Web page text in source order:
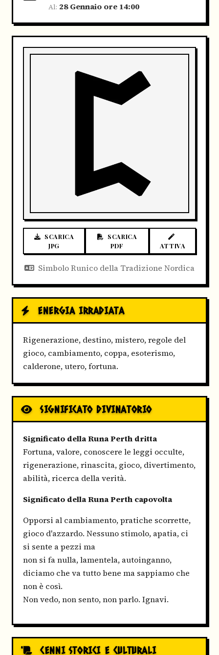
Al: 28 Gennaio ore 14:00
SCARICA
JPG
SCARICA
PDF
ATTIVA
Simbolo Runico della Tradizione Nordica
ENERGIA IRRADIATA
Rigenerazione, destino, mistero, regole del
gioco, cambiamento, coppa, esoterismo,
calderone, utero, fortuna.
SIGNIFICATO DIVINATORIO
Significato della Runa Perth dritta
Fortuna, valore, conoscere le leggi occulte,
rigenerazione, rinascita, gioco, divertimento,
abilità, ricerca della verità.
Significato della Runa Perth capovolta
Opporsi al cambiamento, pratiche scorrette,
gioco d'azzardo. Nessuno stimolo, apatia, ci
si sente a pezzi ma
non si fa nulla, lamentela, autoinganno,
diciamo che va tutto bene ma sappiamo che
non è così.
Non vedo, non sento, non parlo. Ignavi.
CENNI STORICI E CULTURALI